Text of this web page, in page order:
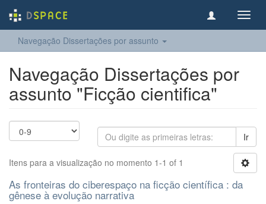
Navegação Dissertações por assunto
Navegação Dissertações por
assunto "Ficção cientifica"
Ir
Itens para a visualização no momento 1-1 of 1
As fronteiras do ciberespaço na ficção científica : da
gênese à evolução narrativa